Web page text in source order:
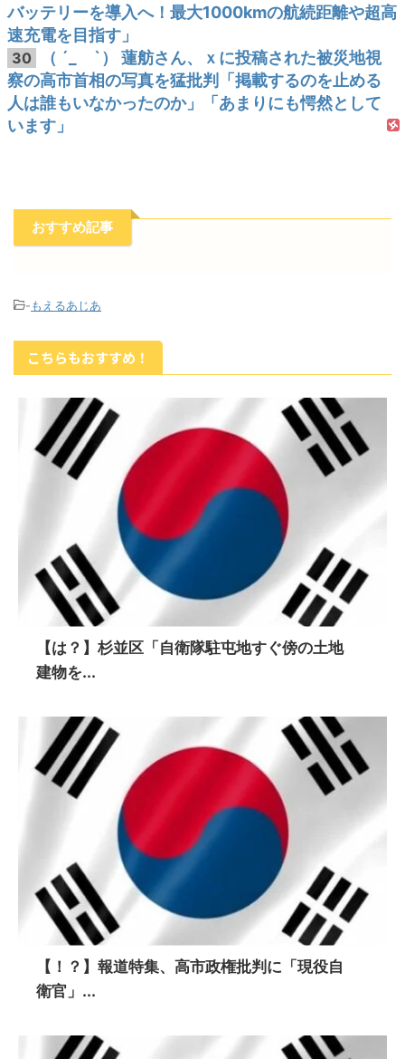
バッテリーを導入へ！最大1000kmの航続距離や超高
速充電を目指す」
30
（ ´_ゝ`） 蓮舫さん、ｘに投稿された被災地視
察の高市首相の写真を猛批判「掲載するのを止める
人は誰もいなかったのか」「あまりにも愕然として
います」
おすすめ記事
-もえるあじあ
こちらもおすすめ！
【は？】杉並区「自衛隊駐屯地すぐ傍の土地
建物を...
【！？】報道特集、高市政権批判に「現役自
衛官」...